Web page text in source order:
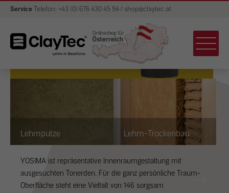
Service Telefon: +43 (0) 676 430 45 94 / shop@claytec.at
Lehmputze Lehm-Trockenbau
YOSIMA ist repräsentative Innenraumgestaltung mit
ausgesuchten Tonerden. Für die ganz persönliche Traum-
Oberfläche steht eine Vielfalt von 146 sorgsam